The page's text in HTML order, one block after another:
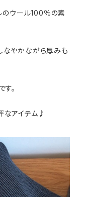
のウール100％の素
なやかながら厚みも
。
なアイテム♪